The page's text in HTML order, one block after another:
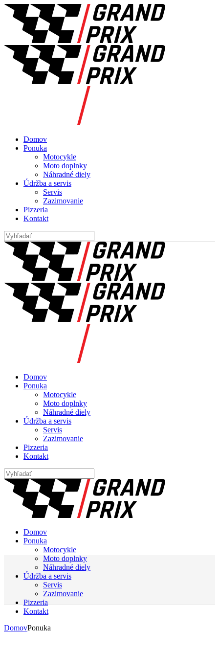
Domov
Ponuka
Motocykle
Moto doplnky
Náhradné diely
Údržba a servis
Servis
Zazimovanie
Pizzeria
Kontakt
Domov
Ponuka
Motocykle
Moto doplnky
Náhradné diely
Údržba a servis
Servis
Zazimovanie
Pizzeria
Kontakt
Domov
Ponuka
Motocykle
Moto doplnky
Náhradné diely
Údržba a servis
Servis
Zazimovanie
Pizzeria
Kontakt
DomovPonuka